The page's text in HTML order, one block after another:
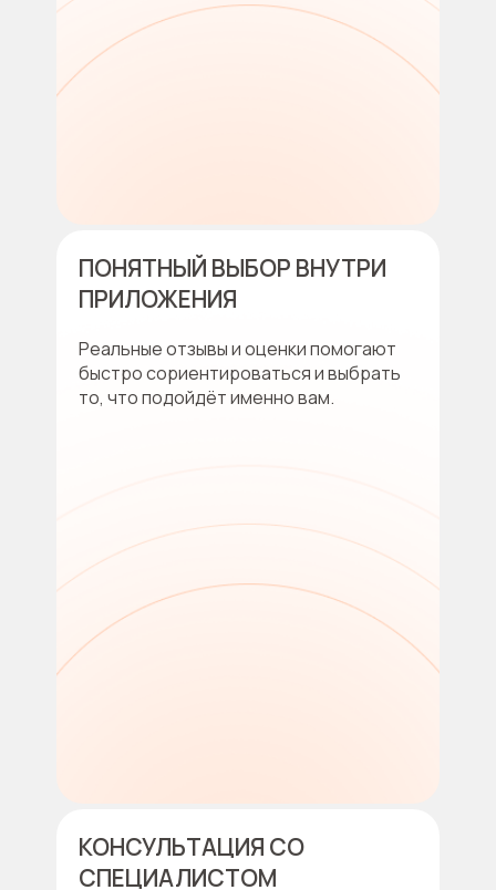
ПОНЯТНЫЙ ВЫБОР ВНУТРИ
ПРИЛОЖЕНИЯ
Реальные отзывы и оценки помогают
быстро сориентироваться и выбрать
то, что подойдёт именно вам.
КОНСУЛЬТАЦИЯ СО
СПЕЦИАЛИСТОМ